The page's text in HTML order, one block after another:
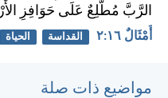
الرَّبَّ مُطَّلِعٌ عَلَى حَوَافِزِ
أَمْثَالٌ ١٦:‏٢ القداسة الحياة
مواضيع ذات صلة